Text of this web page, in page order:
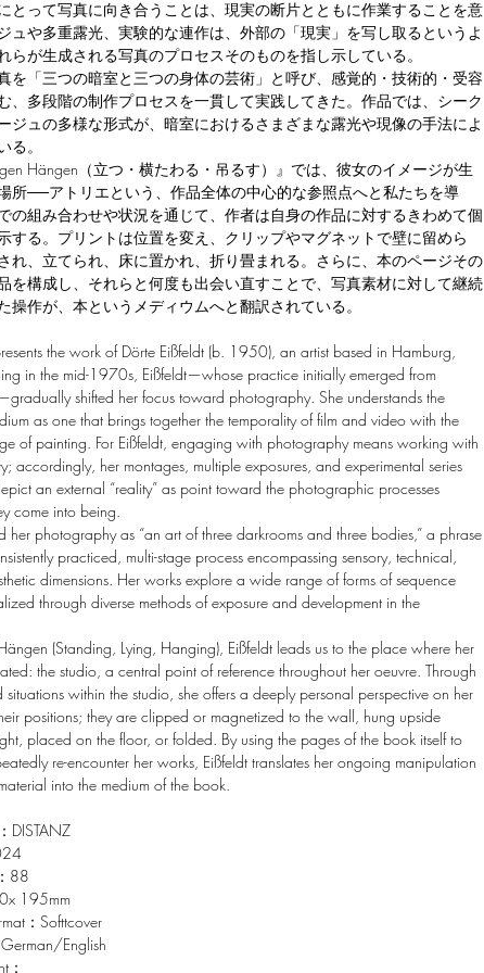
とって写真に向き合うことは、現実の断片とともに作業することを意
ュや多重露光、実験的な連作は、外部の「現実」を写し取るというよ
らが生成される写真のプロセスそのものを指し示している。
を「三つの暗室と三つの身体の芸術」と呼び、感覚的・技術的・受容
、多段階の制作プロセスを一貫して実践してきた。作品では、シーク
ジュの多様な形式が、暗室におけるさまざまな露光や現像の手法によ
る。
Hängen（立つ・横たわる・吊るす）』では、彼女のイメージが生
所──アトリエという、作品全体の中心的な参照点へと私たちを導
の組み合わせや状況を通じて、作者は自身の作品に対するきわめて個
する。プリントは位置を変え、クリップやマグネットで壁に留めら
れ、立てられ、床に置かれ、折り畳まれる。さらに、本のページその
を構成し、それらと何度も出会い直すことで、写真素材に対して継続
操作が、本というメディウムへと翻訳されている。
the work of Dörte Eißfeldt (b. 1950), an artist based in Hamburg,
in the mid-1970s, Eißfeldt—whose practice initially emerged from
shifted her focus toward photography. She understands the
as one that brings together the temporality of film and video with the
of painting. For Eißfeldt, engaging with photography means working with
accordingly, her montages, multiple exposures, and experimental series
an external “reality” as point toward the photographic processes
come into being.
her photography as “an art of three darkrooms and three bodies,” a phrase
practiced, multi-stage process encompassing sensory, technical,
dimensions. Her works explore a wide range of forms of sequence
through diverse methods of exposure and development in the
(Standing, Lying, Hanging), Eißfeldt leads us to the place where her
the studio, a central point of reference throughout her oeuvre. Through
situations within the studio, she offers a deeply personal perspective on her
positions; they are clipped or magnetized to the wall, hung upside
placed on the floor, or folded. By using the pages of the book itself to
re-encounter her works, Eißfeldt translates her ongoing manipulation
into the medium of the book.
DISTANZ
88
195mm
：Softtcover
English
：